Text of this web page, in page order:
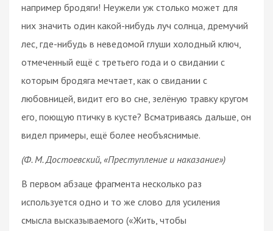
например бродяги! Неужели уж столько может для
них значить один какой-нибудь луч солнца, дремучий
лес, где-нибудь в неведомой глуши холодный ключ,
отмеченный ещё с третьего года и о свидании с
которым бродяга мечтает, как о свидании с
любовницей, видит его во сне, зелёную травку кругом
его, поющую птичку в кусте? Всматриваясь дальше, он
видел примеры, ещё более необъяснимые.
(Ф. М. Достоевский, «Преступление и наказание»)
В первом абзаце фрагмента несколько раз
используется одно и то же слово для усиления
смысла высказываемого («Жить, чтобы